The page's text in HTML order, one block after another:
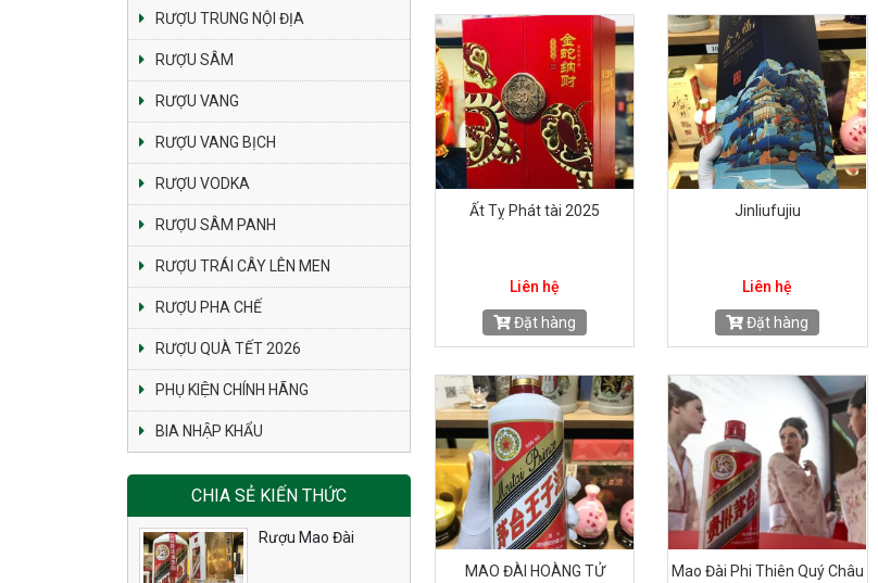
Ất Tỵ Phát tài 2025
Liên hệ
Đặt hàng
Jinliufujiu
Liên hệ
Đặt hàng
MAO ĐÀI HOÀNG TỬ
Mao Đài Phi Thiên Quý Châu
RƯỢU TRUNG NỘI ĐỊA
RƯỢU SÂM
RƯỢU VANG
RƯỢU VANG BỊCH
RƯỢU VODKA
RƯỢU SÂM PANH
RƯỢU TRÁI CÂY LÊN MEN
RƯỢU PHA CHẾ
RƯỢU QUÀ TẾT 2026
PHỤ KIỆN CHÍNH HÃNG
BIA NHẬP KHẨU
CHIA SẺ KIẾN THỨC
Rượu Mao Đài